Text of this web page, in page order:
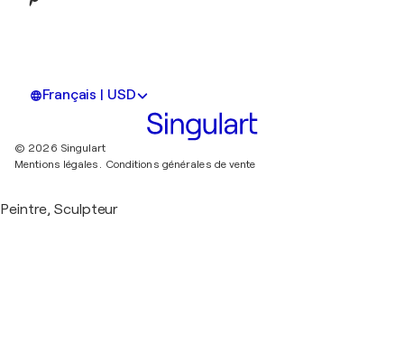
Français | USD
© 2026 Singulart
Mentions légales. Conditions générales de vente
Peintre, Sculpteur